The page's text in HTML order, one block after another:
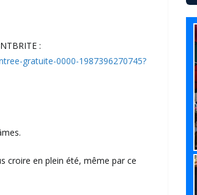
:
gratuite-0000-1987396270745?
croire en plein été, même par ce